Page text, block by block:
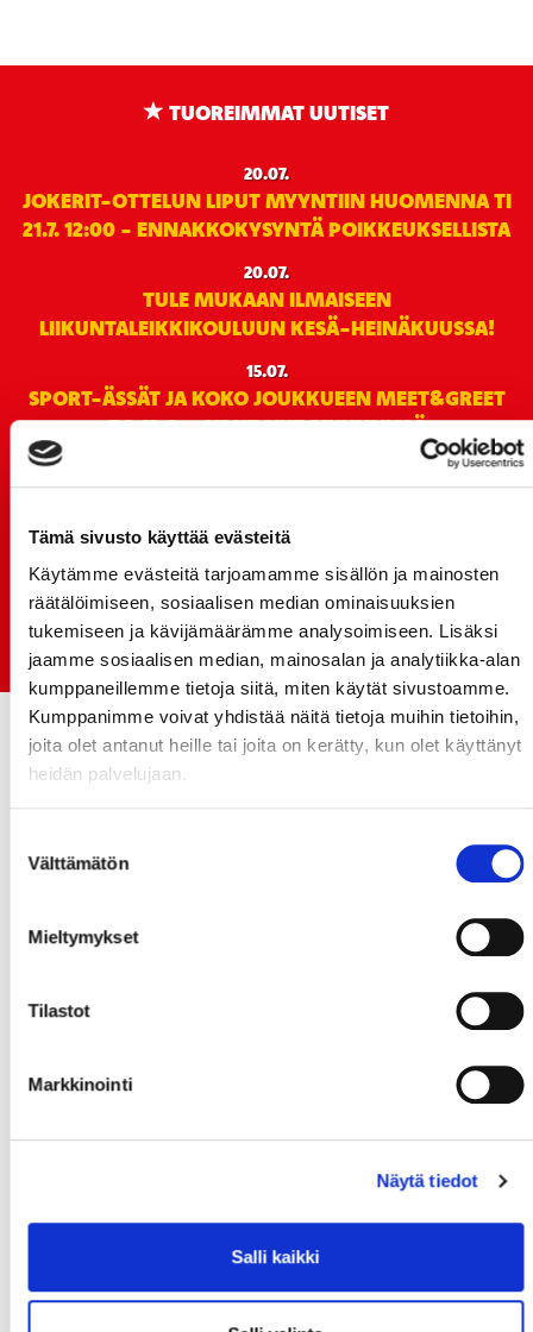
Tämä sivusto käyttää evästeitä
Käytämme evästeitä tarjoamamme sisällön ja mainosten
räätälöimiseen, sosiaalisen median ominaisuuksien
tukemiseen ja kävijämäärämme analysoimiseen. Lisäksi
jaamme sosiaalisen median, mainosalan ja analytiikka-alan
kumppaneillemme tietoja siitä, miten käytät sivustoamme.
Kumppanimme voivat yhdistää näitä tietoja muihin tietoihin,
joita olet antanut heille tai joita on kerätty, kun olet käyttänyt
heidän palvelujaan.
valinta
Välttämätön
Mieltymykset
Tilastot
Markkinointi
Näytä tiedot
Salli kaikki
TUOREIMMAT UUTISET
20.07.
JOKERIT-OTTELUN LIPUT MYYNTIIN HUOMENNA TI
21.7. 12:00 - ENNAKKOKYSYNTÄ POIKKEUKSELLISTA
20.07.
TULE MUKAAN ILMAISEEN
LIIKUNTALEIKKIKOULUUN KESÄ-HEINÄKUUSSA!
15.07.
SPORT-ÄSSÄT JA KOKO JOUKKUEEN MEET&GREET
TO 13.8. - LIPUT NYT MYYNNISSÄ
Rinta-Joupin Autoliike jatkaa Sportin
pääyhteistyökumppanina Superkaudella – jatkoa
monikymmenvuotiselle yhteistyölle
06.07.
Early Bird-lippupaketit nyt myynnissä! - näe
Jokerit-matsi ja useat muut